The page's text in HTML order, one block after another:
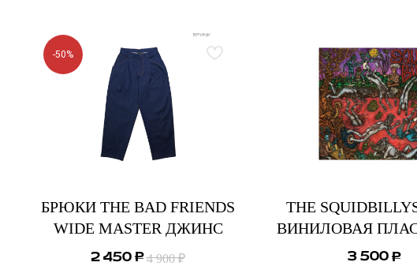
-50%
БРЮКИ THE BAD FRIENDS
WIDE MASTER ДЖИНС
2 450 ₽4 900 ₽
THE
ВИНИЛОВАЯ
3 500 ₽